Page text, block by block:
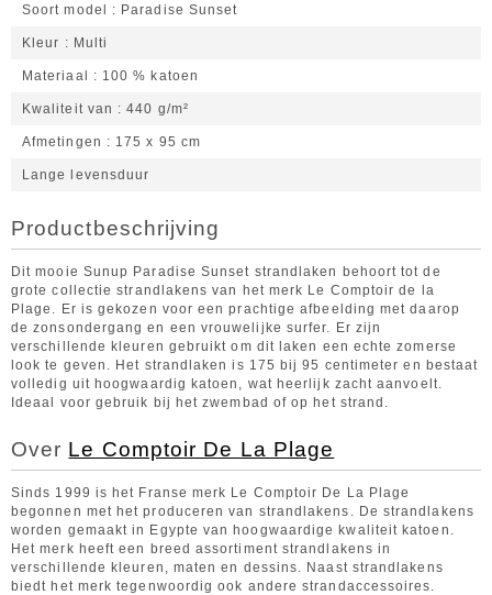
Soort model Paradise Sunset
Kleur Multi
Materiaal 100 % katoen
Kwaliteit van 440 g/m²
Afmetingen 175 x 95 cm
Lange levensduur
Productbeschrijving
Dit mooie Sunup Paradise Sunset strandlaken behoort tot de
grote collectie strandlakens van het merk Le Comptoir de la
Plage. Er is gekozen voor een prachtige afbeelding met daarop
de zonsondergang en een vrouwelijke surfer. Er zijn
verschillende kleuren gebruikt om dit laken een echte zomerse
look te geven. Het strandlaken is 175 bij 95 centimeter en bestaat
volledig uit hoogwaardig katoen, wat heerlijk zacht aanvoelt.
Ideaal voor gebruik bij het zwembad of op het strand.
Over Le Comptoir De La Plage
Sinds 1999 is het Franse merk Le Comptoir De La Plage
begonnen met het produceren van strandlakens. De strandlakens
worden gemaakt in Egypte van hoogwaardige kwaliteit katoen.
Het merk heeft een breed assortiment strandlakens in
verschillende kleuren, maten en dessins. Naast strandlakens
biedt het merk tegenwoordig ook andere strandaccessoires.